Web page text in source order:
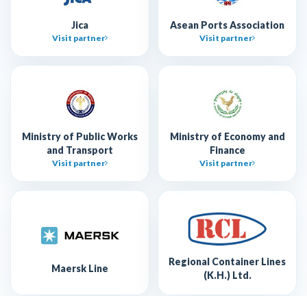
Jica
Visit partner
Asean Ports Association
Visit partner
Ministry of Public Works
and Transport
Visit partner
Ministry of Economy and
Finance
Visit partner
Maersk Line
Regional Container Lines
(K.H.) Ltd.